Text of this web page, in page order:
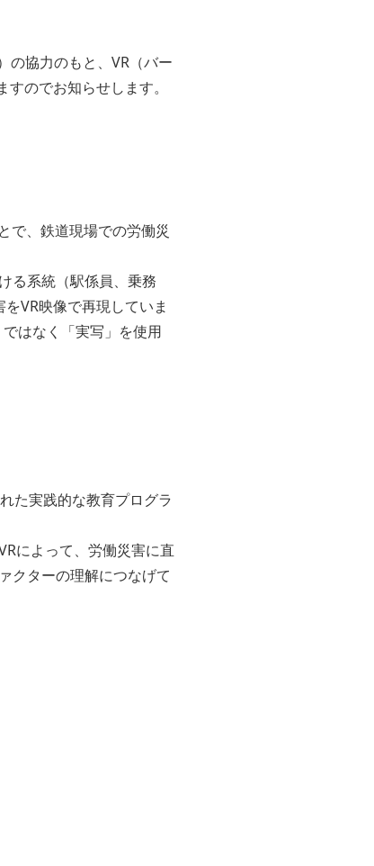
の協力のもと、VR（バー
のでお知らせします。
で、鉄道現場での労働災
る系統（駅係員、乗務
VR映像で再現していま
はなく「実写」を使用
た実践的な教育プログラ
によって、労働災害に直
クターの理解につなげて